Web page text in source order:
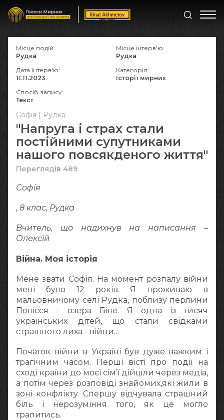
Софія | Рудка
"Напруга і страх стали
постійними супутниками
нашого повсякденого життя"
Переглядів 489
Софія
, 8 клас, Рудка
Вчитель, що надихнув на написання –
Олексій
Війна. Моя історія
Мене звати Софія. На момент розпалу війни
мені було 12 років. Я проживаю в
мальовничому селі Рудка, поблизу перлини
Полісся - озера Біле. Я одна із тисяч
українських дітей, що стали свідками
страшного лиха - війни…
Початок війни в Україні був дуже важким і
трагічним часом. Перші вісті про події на
сході країни до моєї сім’ї дійшли через медіа,
а потім через розповіді знайомих,які жили в
зоні конфлікту. Спершу відчувала страшний
біль і нерозуміння того, як це могло
трапитись.
Місце подій:
Рудка
Місце інтерв'ю:
Рудка
Дата інтерв'ю:
11.11.2023
Категорія:
Історії мирних
Спосіб запису:
Текст